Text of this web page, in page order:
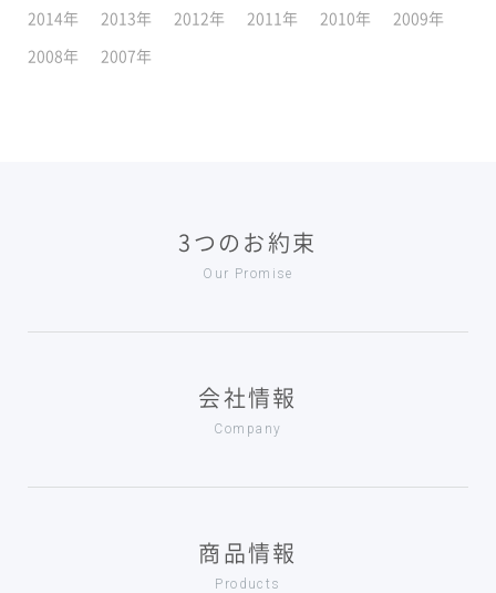
2014年
2013年 2012年 2011年 2010年
2009年
2008年
2007年
3つのお約束
Our Promise
会社情報
Company
商品情報
Products